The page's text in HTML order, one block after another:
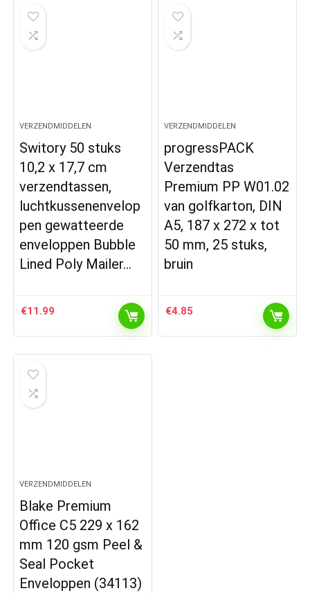
VERZENDMIDDELEN
Switory 50 stuks
10,2 x 17,7 cm
verzendtassen,
luchtkussenenvelop
pen gewatteerde
enveloppen Bubble
Lined Poly Mailer…
€11.99
VERZENDMIDDELEN
progressPACK
Verzendtas
Premium PP W01.02
van golfkarton, DIN
A5, 187 x 272 x tot
50 mm, 25 stuks,
bruin
€4.85
VERZENDMIDDELEN
Blake Premium
Office C5 229 x 162
mm 120 gsm Peel &
Seal Pocket
Enveloppen (34113)